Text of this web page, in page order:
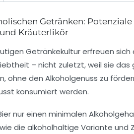
Getränken:
Kräuterlikör
Getränkekultur erfreuen sich
– nicht zuletzt, weil sie
ohne den Alkoholgenuss zu
konsumiert werden.
nur einen minimalen
die alkoholhaltige Variante und